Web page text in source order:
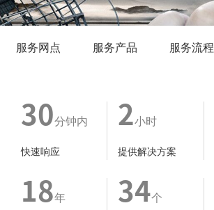
服务网点 服务产品 服务流程
30分钟内
快速响应
2小时
提供解决方案
18年 34个